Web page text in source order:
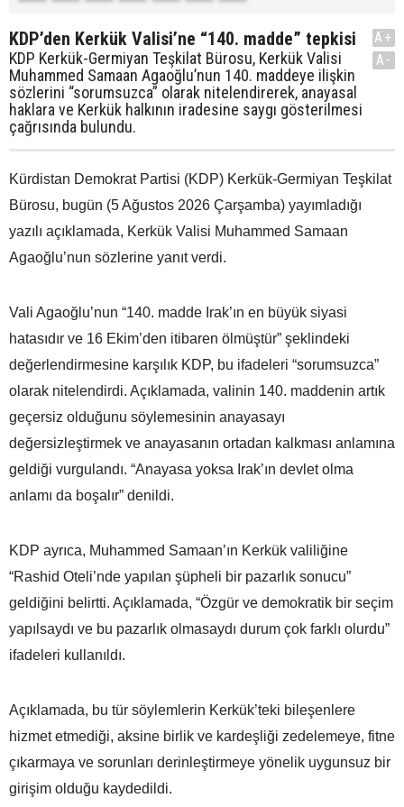
KDP’den Kerkük Valisi’ne “140. madde” tepkisi
KDP Kerkük-Germiyan Teşkilat Bürosu, Kerkük Valisi
Muhammed Samaan Agaoğlu’nun 140. maddeye ilişkin
sözlerini “sorumsuzca” olarak nitelendirerek, anayasal
haklara ve Kerkük halkının iradesine saygı gösterilmesi
çağrısında bulundu.
A+
A-
Kürdistan Demokrat Partisi (KDP) Kerkük-Germiyan Teşkilat
Bürosu, bugün (5 Ağustos 2026 Çarşamba) yayımladığı
yazılı açıklamada, Kerkük Valisi Muhammed Samaan
Agaoğlu’nun sözlerine yanıt verdi.
Vali Agaoğlu’nun “140. madde Irak’ın en büyük siyasi
hatasıdır ve 16 Ekim’den itibaren ölmüştür” şeklindeki
değerlendirmesine karşılık KDP, bu ifadeleri “sorumsuzca”
olarak nitelendirdi. Açıklamada, valinin 140. maddenin artık
geçersiz olduğunu söylemesinin anayasayı
değersizleştirmek ve anayasanın ortadan kalkması anlamına
geldiği vurgulandı. “Anayasa yoksa Irak’ın devlet olma
anlamı da boşalır” denildi.
KDP ayrıca, Muhammed Samaan’ın Kerkük valiliğine
“Rashid Oteli’nde yapılan şüpheli bir pazarlık sonucu”
geldiğini belirtti. Açıklamada, “Özgür ve demokratik bir seçim
yapılsaydı ve bu pazarlık olmasaydı durum çok farklı olurdu”
ifadeleri kullanıldı.
Açıklamada, bu tür söylemlerin Kerkük’teki bileşenlere
hizmet etmediği, aksine birlik ve kardeşliği zedelemeye, fitne
çıkarmaya ve sorunları derinleştirmeye yönelik uygunsuz bir
girişim olduğu kaydedildi.